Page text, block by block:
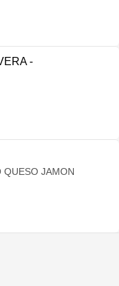
-
QUESO JAMON